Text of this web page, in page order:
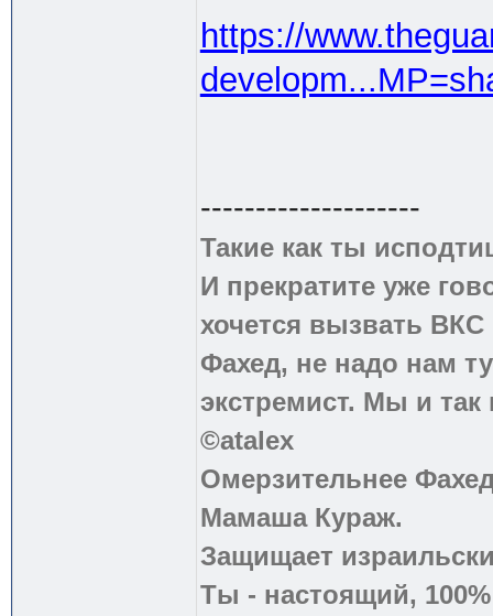
https://
--------------------
Такие как ты
И прекратите уже
хочется вызвать
Фахед, не надо нам
экстремист. Мы и
©atalex
Омерзительнее
Мамаша Кураж.
Защищает
Ты - настоящий,